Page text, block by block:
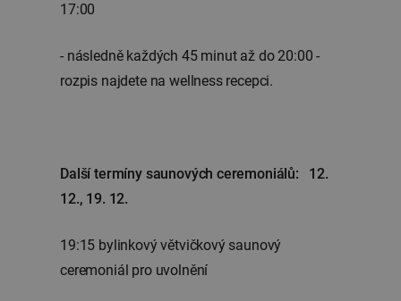
17:00
- následně každých 45 minut až do 20:00 -
rozpis najdete na wellness recepci.
Další termíny saunových ceremoniálů: 12.
12., 19. 12.
19:15 bylinkový větvičkový saunový
ceremoniál pro uvolnění